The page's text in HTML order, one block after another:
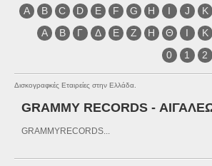
A B C D E F G H I J K
Α
Β Γ Δ Ε Ζ Η Θ Ι Κ
0
1 2
Δισκογραφκές Εταιρείες στην Ελλάδα.
GRAMMY RECORDS -
GRAMMYRECORDS...